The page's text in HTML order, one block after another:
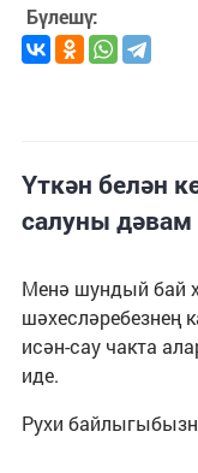
Бүлешү:
Үткән белән
салуны дәвам
Менә шундый бай
шәхесләребезнең
исән-сау чакта
иде.
Рухи